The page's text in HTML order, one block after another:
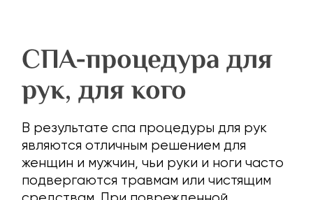
СПА-процедура для
рук, для кого
В результате спа процедуры для рук
являются отличным решением для
женщин и мужчин, чьи руки и ноги часто
подвергаются травмам или чистящим